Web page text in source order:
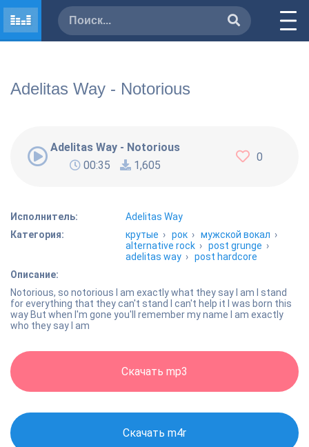
Adelitas Way - Notorious
Adelitas Way - Notorious
00:35
1,605
0
Исполнитель:
Adelitas Way
Категория:
крутые ›рок ›мужской вокал ›
alternative rock ›post grunge ›
adelitas way ›post hardcore
Описание:
Notorious, so notorious I am exactly what they say I am I stand
for everything that they can't stand I can't help it I was born this
way But when I'm gone you'll remember my name I am exactly
who they say I am
Скачать mp3
Скачать m4r